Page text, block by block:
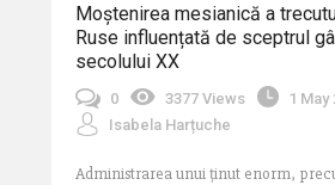
Moștenirea mesianică a
Ruse influențată de sceptrul
secolului XX
0 3377 Views
1 May
Isabela Harțuche
Administrarea unui ținut enorm,